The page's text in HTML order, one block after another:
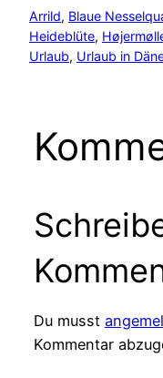
Arrild, Blaue
Heideblüte,
Urlaub, Urlaub in
Du musst
Kommentar